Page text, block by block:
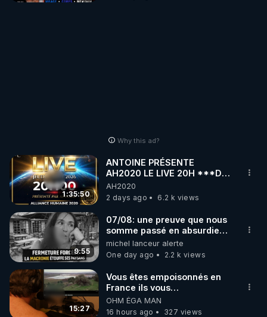
Why this ad?
1:35:50
ANTOINE PRÉSENTE
AH2020 LE LIVE 20H ***DU
06/08/2026***
AH2020
2 days ago
6.2 k views
9:55
07/08: une preuve que nous
somme passé en absurdie
une dictature qui veut faire
taire ses opposant !
michel lanceur alerte
One day ago
2.2 k views
15:27
Vous êtes empoisonnés en
France ils vous
empoisonnent tranquille
OHM ÉGA MAN
16 hours ago
327 views